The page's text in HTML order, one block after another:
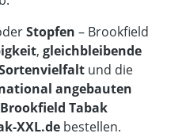
Stopfen – Brookfield
, gleichbleibende
und die
angebauten
Brookfield Tabak
XXL.de bestellen.